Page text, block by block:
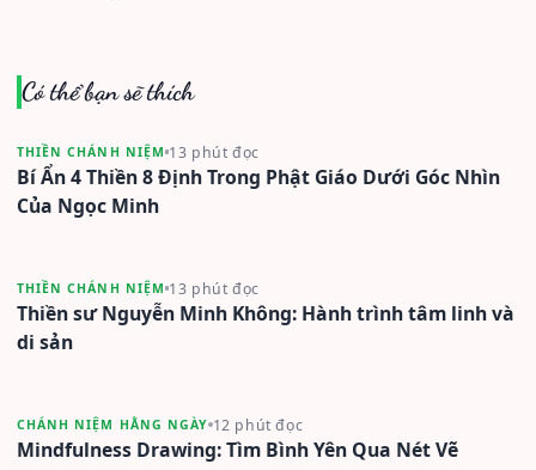
Có thể bạn sẽ thích
THIỀN CHÁNH NIỆM 13 phút đọc
Bí Ẩn 4 Thiền 8 Định Trong Phật Giáo Dưới Góc Nhìn
Của Ngọc Minh
THIỀN CHÁNH NIỆM 13 phút đọc
Thiền sư Nguyễn Minh Không: Hành trình tâm linh và
di sản
CHÁNH NIỆM HẰNG NGÀY 12 phút đọc
Mindfulness Drawing: Tìm Bình Yên Qua Nét Vẽ